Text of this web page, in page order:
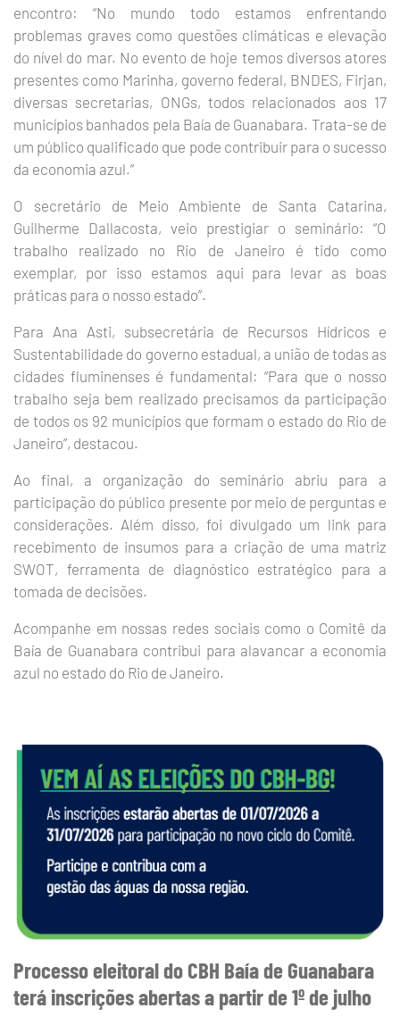
encontro: “No mundo todo estamos enfrentando
problemas graves como questões climáticas e elevação
do nível do mar. No evento de hoje temos diversos atores
presentes como Marinha, governo federal, BNDES, Firjan,
diversas secretarias, ONGs, todos relacionados aos 17
municípios banhados pela Baía de Guanabara. Trata-se de
um público qualificado que pode contribuir para o sucesso
da economia azul.”
O secretário de Meio Ambiente de Santa Catarina,
Guilherme Dallacosta, veio prestigiar o seminário: “O
trabalho realizado no Rio de Janeiro é tido como
exemplar, por isso estamos aqui para levar as boas
práticas para o nosso estado”.
Para Ana Asti, subsecretária de Recursos Hídricos e
Sustentabilidade do governo estadual, a união de todas as
cidades fluminenses é fundamental: “Para que o nosso
trabalho seja bem realizado precisamos da participação
de todos os 92 municípios que formam o estado do Rio de
Janeiro”, destacou.
Ao final, a organização do seminário abriu para a
participação do público presente por meio de perguntas e
considerações. Além disso, foi divulgado um link para
recebimento de insumos para a criação de uma matriz
SWOT, ferramenta de diagnóstico estratégico para a
tomada de decisões.
Acompanhe em nossas redes sociais como o Comitê da
Baía de Guanabara contribui para alavancar a economia
azul no estado do Rio de Janeiro.
Processo eleitoral do CBH Baía de Guanabara
terá inscrições abertas a partir de 1º de julho